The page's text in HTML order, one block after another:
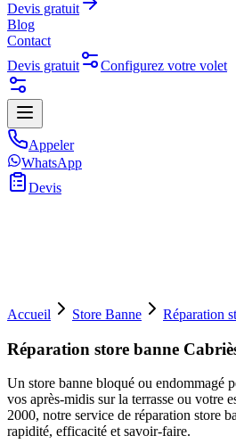
Devis gratuit
Blog
Contact
Devis gratuit
Configurez votre volet
Appeler
WhatsApp
Devis
Accueil Store Banne Réparation
Réparation store banne
Un store banne bloqué ou endommagé
vos après-midis sur la terrasse ou votre
2000, notre service de réparation store
rapidité, efficacité et savoir-faire.